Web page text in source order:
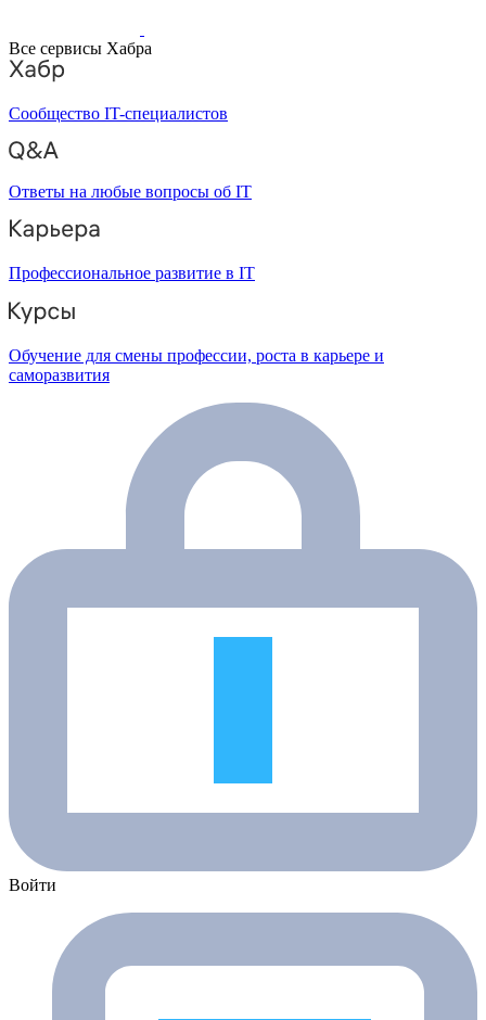
Все сервисы Хабра
Сообщество IT-специалистов
Ответы на любые вопросы об IT
Профессиональное развитие в IT
Обучение для смены профессии, роста в карьере и
саморазвития
Войти